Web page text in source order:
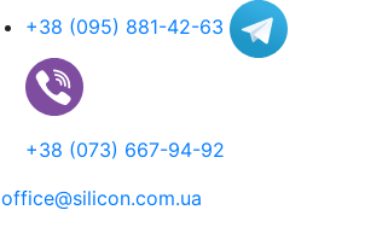
+38 (095) 881-42-63
+38 (073) 667-94-92
office@silicon.com.ua